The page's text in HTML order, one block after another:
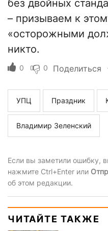
без двойных
– призываем к
«осторожными
никто.
0 0 Поделиться
УПЦ Праздник
Владимир Зеленский
Если вы заметили ошибку,
нажмите Ctrl+Enter или
об этом редакции.
ЧИТАЙТЕ ТАКЖЕ